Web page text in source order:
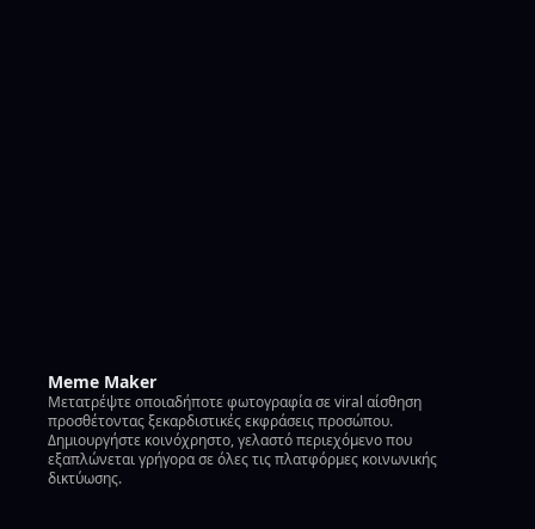
Meme Maker
Μετατρέψτε οποιαδήποτε φωτογραφία σε viral αίσθηση
προσθέτοντας ξεκαρδιστικές εκφράσεις προσώπου.
Δημιουργήστε κοινόχρηστο, γελαστό περιεχόμενο που
εξαπλώνεται γρήγορα σε όλες τις πλατφόρμες κοινωνικής
δικτύωσης.